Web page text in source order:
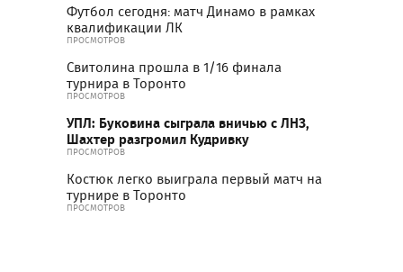
Футбол сегодня: матч Динамо в рамках
квалификации ЛК
ПРОСМОТРОВ
Свитолина прошла в 1/16 финала
турнира в Торонто
ПРОСМОТРОВ
УПЛ: Буковина сыграла вничью с ЛНЗ,
Шахтер разгромил Кудривку
ПРОСМОТРОВ
Костюк легко выиграла первый матч на
турнире в Торонто
ПРОСМОТРОВ